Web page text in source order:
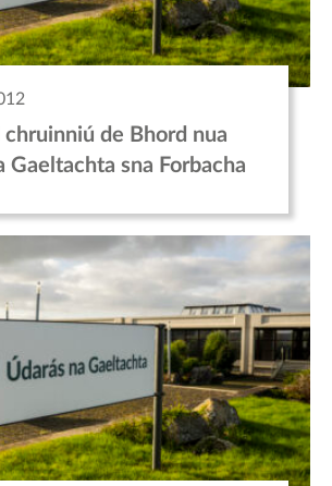
chruinniú de Bhord nua
Gaeltachta sna Forbacha